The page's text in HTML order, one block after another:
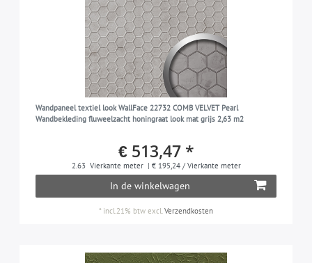
Wandpaneel textiel look WallFace 22732 COMB VELVET Pearl
Wandbekleding fluweelzacht honingraat look mat grijs 2,63 m2
€ 513,47 *
2.63 Vierkante meter | € 195,24 / Vierkante meter
In de winkelwagen
* incl.21% btw excl. Verzendkosten